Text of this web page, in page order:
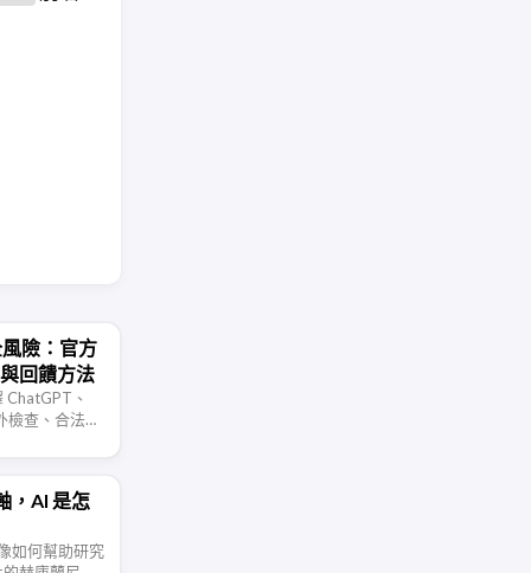
險：官方
回饋方法
、
檢查、合法防
Access 和
，AI 是怎
如何幫助研究